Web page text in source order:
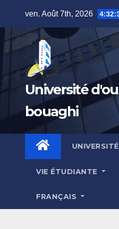
content
ven. Août 7th, 2026
Université
bouaghi
UNIVERSITÉ
VIE ÉTUDIANTE
FRANÇAIS